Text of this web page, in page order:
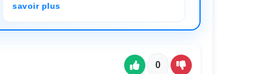
savoir plus
0